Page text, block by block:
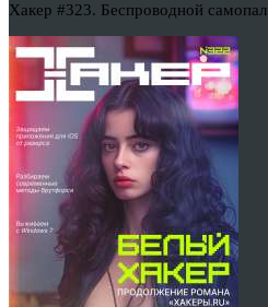
Хакер #323. Беспроводной самопал